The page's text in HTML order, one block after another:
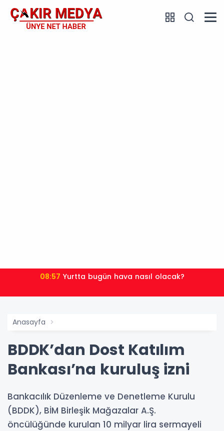
08:57 Yurtta bugün hava nasıl olacak?
Anasayfa
BDDK’dan Dost Katılım
Bankası’na kuruluş izni
Bankacılık Düzenleme ve Denetleme Kurulu
(BDDK), BİM Birleşik Mağazalar A.Ş.
öncülüğünde kurulan 10 milyar lira sermayeli